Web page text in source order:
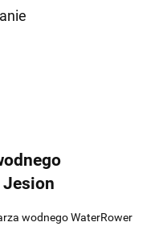
Jesion
wodnego WaterRower